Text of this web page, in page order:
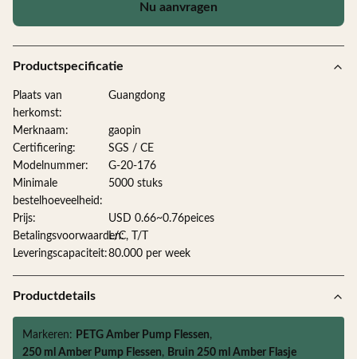
Nu aanvragen
Productspecificatie
Plaats van
herkomst:
Guangdong
Merknaam:
gaopin
Certificering:
SGS / CE
Modelnummer:
G-20-176
Minimale
bestelhoeveelheid:
5000 stuks
Prijs:
USD 0.66~0.76peices
Betalingsvoorwaarden:L/C, T/T
Leveringscapaciteit:80.000 per week
Productdetails
Markeren: PETG Amber Pump Flessen,
250 ml Amber Pump Flessen, Bruin 250 ml Amber Flasje